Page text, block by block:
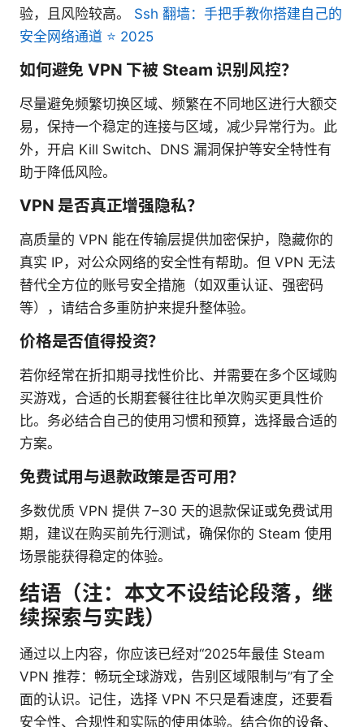
验，且风险较高。 Ssh 翻墙：手把手教你搭建自己的
安全网络通道 ⭐ 2025
如何避免 VPN 下被 Steam 识别风控？
尽量避免频繁切换区域、频繁在不同地区进行大额交
易，保持一个稳定的连接与区域，减少异常行为。此
外，开启 Kill Switch、DNS 漏洞保护等安全特性有
助于降低风险。
VPN 是否真正增强隐私？
高质量的 VPN 能在传输层提供加密保护，隐藏你的
真实 IP，对公众网络的安全性有帮助。但 VPN 无法
替代全方位的账号安全措施（如双重认证、强密码
等），请结合多重防护来提升整体验。
价格是否值得投资？
若你经常在折扣期寻找性价比、并需要在多个区域购
买游戏，合适的长期套餐往往比单次购买更具性价
比。务必结合自己的使用习惯和预算，选择最合适的
方案。
免费试用与退款政策是否可用？
多数优质 VPN 提供 7–30 天的退款保证或免费试用
期，建议在购买前先行测试，确保你的 Steam 使用
场景能获得稳定的体验。
结语（注：本文不设结论段落，继
续探索与实践）
通过以上内容，你应该已经对“2025年最佳 Steam
VPN 推荐：畅玩全球游戏，告别区域限制与”有了全
面的认识。记住，选择 VPN 不只是看速度，还要看
安全性、合规性和实际的使用体验。结合你的设备、